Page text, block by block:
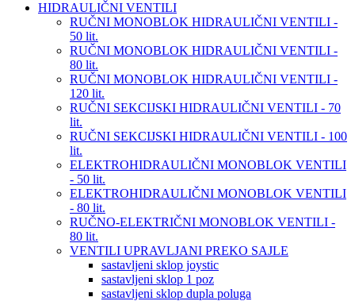
HIDRAULIČNI VENTILI
RUČNI MONOBLOK HIDRAULIČNI VENTILI -
50 lit.
RUČNI MONOBLOK HIDRAULIČNI VENTILI -
80 lit.
RUČNI MONOBLOK HIDRAULIČNI VENTILI -
120 lit.
RUČNI SEKCIJSKI HIDRAULIČNI VENTILI - 70
lit.
RUČNI SEKCIJSKI HIDRAULIČNI VENTILI - 100
lit.
ELEKTROHIDRAULIČNI MONOBLOK VENTILI
- 50 lit.
ELEKTROHIDRAULIČNI MONOBLOK VENTILI
- 80 lit.
RUČNO-ELEKTRIČNI MONOBLOK VENTILI -
80 lit.
VENTILI UPRAVLJANI PREKO SAJLE
sastavljeni sklop joystic
sastavljeni sklop 1 poz
sastavljeni sklop dupla poluga